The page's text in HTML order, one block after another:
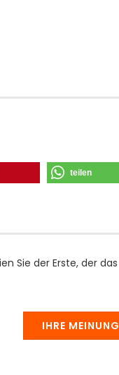
teilen
Sie der Erste, der das
IHRE MEINUNG